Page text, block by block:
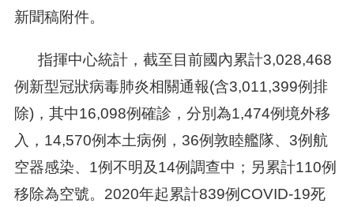
新聞稿附件。
指揮中心統計，截至目前國內累計3,028,468
例新型冠狀病毒肺炎相關通報(含3,011,399例排
除)，其中16,098例確診，分別為1,474例境外移
入，14,570例本土病例，36例敦睦艦隊、3例航
空器感染、1例不明及14例調查中；另累計110例
移除為空號。2020年起累計839例COVID-19死